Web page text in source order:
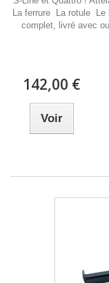
La ferrure La rotule Le
complet, livré avec
142,00 €
Voir